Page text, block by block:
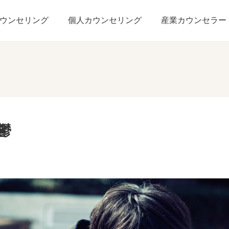
ンセリング 個人カウンセリング 産業カウンセラー
の憂鬱